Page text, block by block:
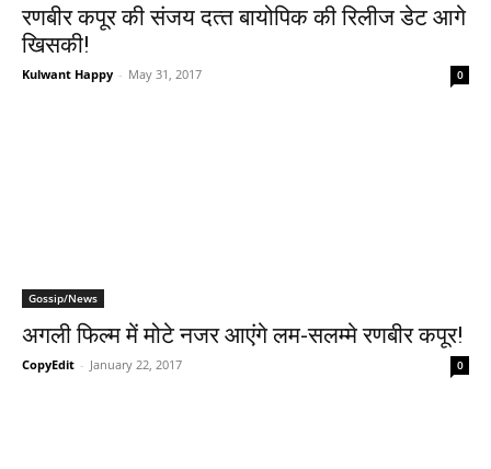
रणबीर कपूर की संजय दत्‍त बायोपिक की रिलीज डेट आगे
खिसकी!
Kulwant Happy - May 31, 2017 0
Gossip/News
अगली फिल्‍म में मोटे नजर आएंगे लम-सलम्‍मे रणबीर कपूर!
CopyEdit - January 22, 2017 0